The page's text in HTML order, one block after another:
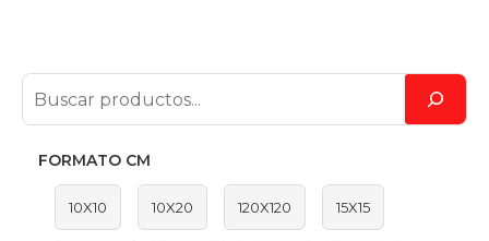
FORMATO CM
10X10 10X20 120X120 15X15